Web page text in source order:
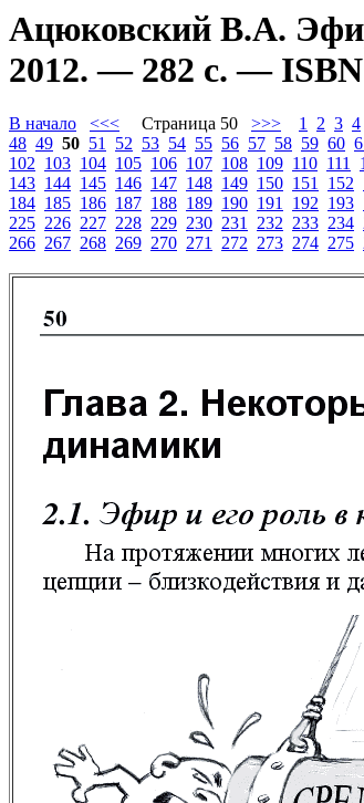
Ацюковский В.А.
2012. — 282 с. — ISBN
В начало <<< Страница 50 >>> 1 2 3 4
48 49 50 51 52 53 54 55 56 57 58 59 60
102 103 104 105 106 107 108 109 110 111
143 144 145 146 147 148 149 150 151 152
184 185 186 187 188 189 190 191 192 193
225 226 227 228 229 230 231 232 233 234
266 267 268 269 270 271 272 273 274 275